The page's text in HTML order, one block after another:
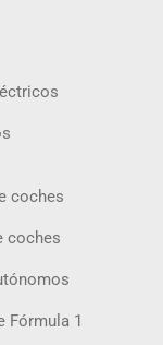
coches
coches
Fórmula 1